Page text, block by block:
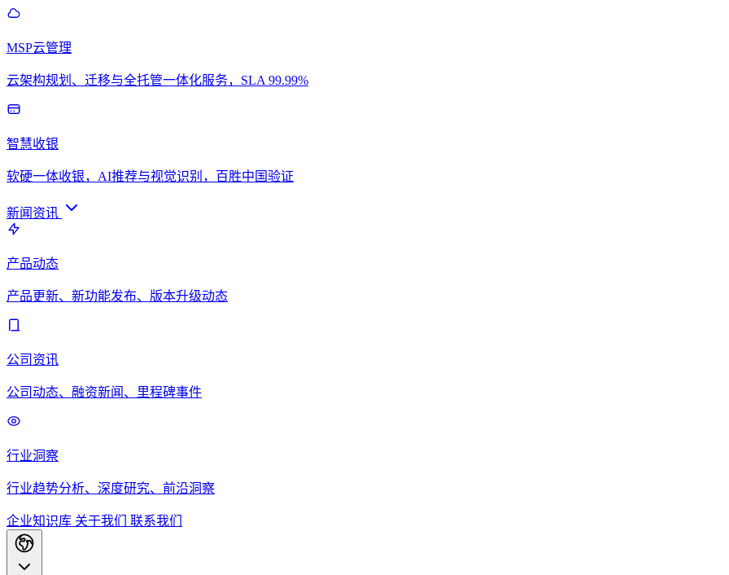
MSP云管理
云架构规划、迁移与全托管一体化服务，SLA 99.99%
智慧收银
软硬一体收银，AI推荐与视觉识别，百胜中国验证
新闻资讯
产品动态
产品更新、新功能发布、版本升级动态
公司资讯
公司动态、融资新闻、里程碑事件
行业洞察
行业趋势分析、深度研究、前沿洞察
企业知识库 关于我们 联系我们